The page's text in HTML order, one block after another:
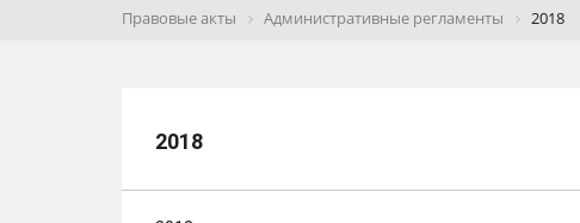
Правовые акты Административные регламенты 2018
2018